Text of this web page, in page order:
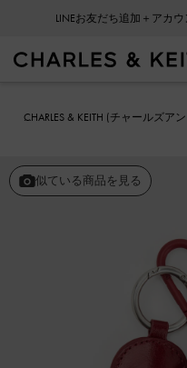
LINEお友だち追加＋アカ
CHARLES & KEITH (チャールズア
似ている商品を見る